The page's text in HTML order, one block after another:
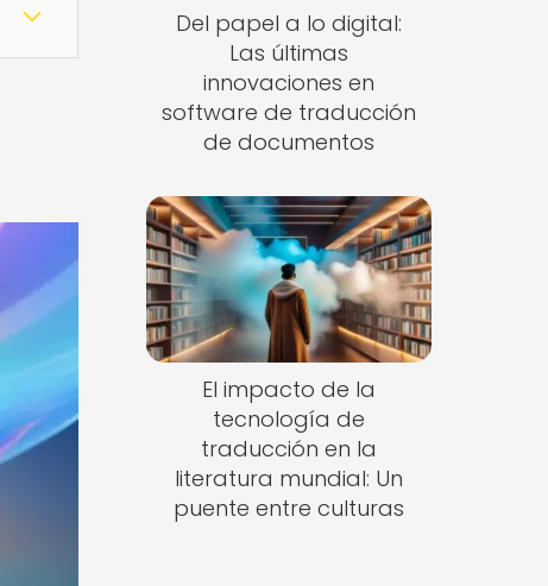
Del papel a lo digital:
Las últimas
innovaciones en
software de traducción
de documentos
El impacto de la
tecnología de
traducción en la
literatura mundial: Un
puente entre culturas